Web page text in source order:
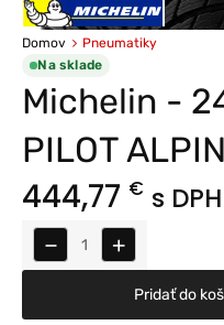
Domov
Pneumatiky
Na sklade
Michelin -
PILOT
444,77 € s DPH
− +
Pridať do